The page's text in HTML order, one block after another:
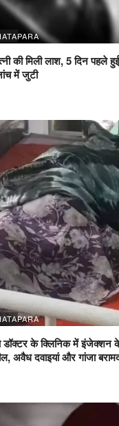
की मिली लाश, 5 दिन पहले
में जुटी
के क्लिनिक में इंजेक्शन के
अवैध दवाइयां और गांजा